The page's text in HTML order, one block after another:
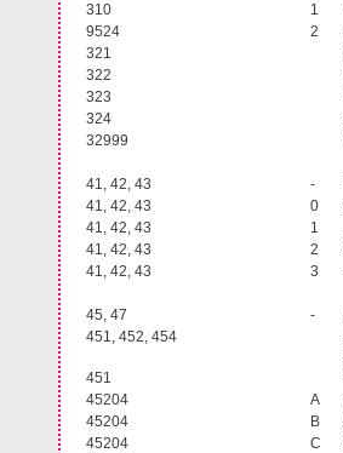
310
1
9524
2
321
322
323
324
32999
41, 42, 43 -
41, 42, 43
0
41, 42, 43
1
41, 42, 43
2
41, 42, 43
3
45, 47 -
451, 452, 454
451
45204
A
45204
B
45204
C